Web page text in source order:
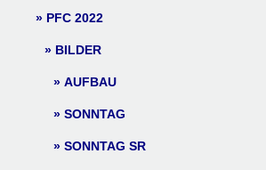
PFC 2022
BILDER
AUFBAU
SONNTAG
SONNTAG SR